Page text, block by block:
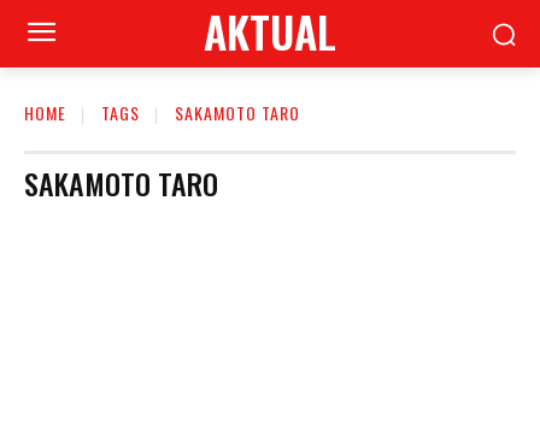
AKTUAL
HOME TAGS SAKAMOTO TARO
SAKAMOTO TARO